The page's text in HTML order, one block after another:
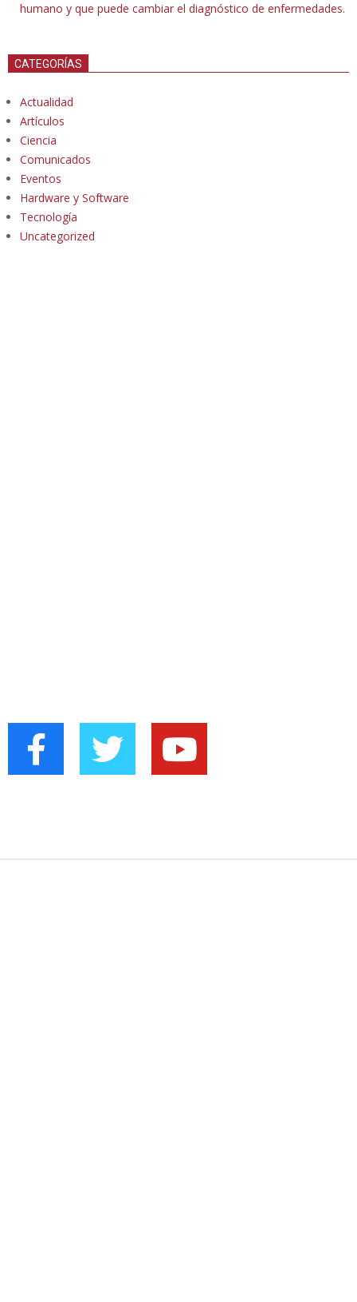
humano y que puede cambiar el diagnóstico de enfermedades.
CATEGORÍAS
Actualidad
Artículos
Ciencia
Comunicados
Eventos
Hardware y Software
Tecnología
Uncategorized